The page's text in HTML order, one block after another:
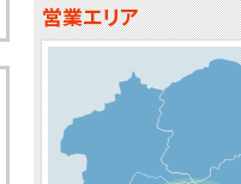
営業エリア